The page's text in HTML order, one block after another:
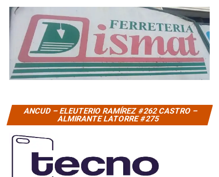
ANCUD – ELEUTERIO RAMÍREZ #262 CASTRO –
ALMIRANTE LATORRE #275